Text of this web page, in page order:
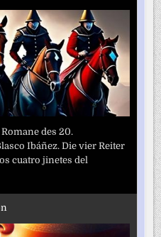
des 20.
Ibáñez. Die vier Reiter
cuatro jinetes del